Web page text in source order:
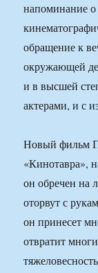
напоминание о
обращение к
окружающей
и в высшей
актерами, и с
Новый фильм
«Кинотавра»,
он обречен на
оторвут с
он принесет
отвратит